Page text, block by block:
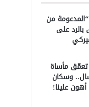
من
بالرد على
تعمّق مأساة
وسكان
علينا!